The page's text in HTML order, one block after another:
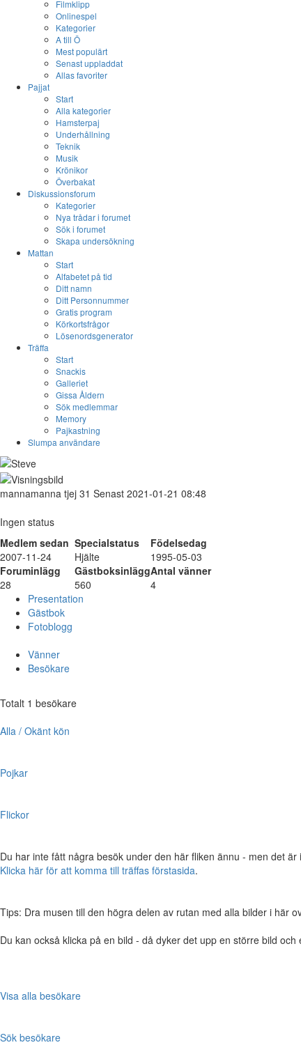
Filmklipp
Onlinespel
Kategorier
A till Ö
Mest populärt
Senast uppladdat
Allas favoriter
Pajjat
Start
Alla kategorier
Hamsterpaj
Underhållning
Teknik
Musik
Krönikor
Överbakat
Diskussionsforum
Kategorier
Nya trådar i forumet
Sök i forumet
Skapa undersökning
Mattan
Start
Alfabetet på tid
Ditt namn
Ditt Personnummer
Gratis program
Körkortsfrågor
Lösenordsgenerator
Träffa
Start
Snackis
Galleriet
Gissa Åldern
Sök medlemmar
Memory
Pajkastning
Slumpa användare
mannamanna tjej 31 Senast 2021-01-21 08:48
Ingen status
Medlem sedan Specialstatus
Födelsedag
2007-11-24
Hjälte
1995-05-03
Foruminlägg
GästboksinläggAntal vänner
28
560
4
Presentation
Gästbok
Fotoblogg
Vänner
Besökare
Totalt 1 besökare
Alla / Okänt kön
Pojkar
Flickor
Du har inte fått några besök under den här fliken ännu - men det är
Klicka här för att komma till träffas förstasida.
Tips: Dra musen till den högra delen av rutan med alla bilder i här
Du kan också klicka på en bild - då dyker det upp en större bild
Visa alla besökare
Sök besökare